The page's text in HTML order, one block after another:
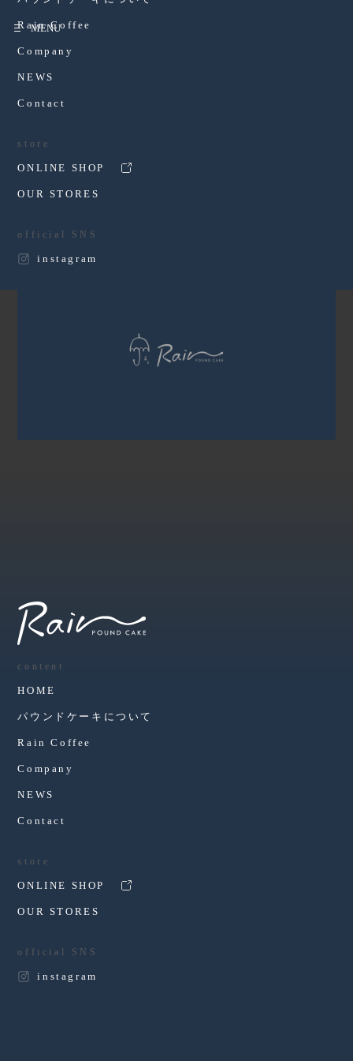
Rain Coffee
Company
NEWS
Contact
store
ONLINE SHOP
OUR STORES
official SNS
instagram
content
HOME
パウンドケーキについて
Rain Coffee
Company
NEWS
Contact
store
ONLINE SHOP
OUR STORES
official SNS
instagram